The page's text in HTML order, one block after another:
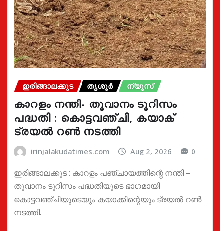
ഇരിങ്ങാലക്കുട തൃശൂർ ന്യൂസ്
കാറളം നന്തി- തൂവാനം ടൂറിസം
പദ്ധതി : കൊട്ടവഞ്ചി, കയാക്
ട്രയൽ റൺ നടത്തി
irinjalakudatimes.com Aug 2, 2026 0
ഇരിങ്ങാലക്കുട : കാറളം പഞ്ചായത്തിന്റെ നന്തി –
തൂവാനം ടൂറിസം പദ്ധതിയുടെ ഭാഗമായി
കൊട്ടവഞ്ചിയുടെയും കയാക്കിന്റെയും ട്രയൽ റൺ
നടത്തി.